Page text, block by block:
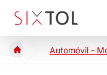
Automóvil -